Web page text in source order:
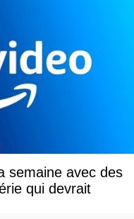
semaine avec des
qui devrait